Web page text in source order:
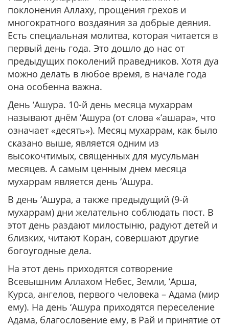
поклонения Аллаху, прощения грехов и
многократного воздаяния за добрые деяния.
Есть специальная молитва, которая читается в
первый день года. Это дошло до нас от
предыдущих поколений праведников. Хотя дуа
можно делать в любое время, в начале года
она особенна важна.
День ‘Ашура. 10-й день месяца мухаррам
называют днём ‘Ашура (от слова «‘ашара», что
означает «десять»). Месяц мухаррам, как было
сказано выше, является одним из
высокочтимых, священных для мусульман
месяцев. А самым ценным днем месяца
мухаррам является день ‘Ашура.
В день ‘Ашура, а также предыдущий (9-й
мухаррам) дни желательно соблюдать пост. В
этот день раздают милостыню, радуют детей и
близких, читают Коран, совершают другие
богоугодные дела.
На этот день приходятся сотворение
Всевышним Аллахом Небес, Земли, ‘Арша,
Курса, ангелов, первого человека – Адама (мир
ему). На день ‘Ашура приходятся переселение
Адама, благословение ему, в Рай и принятие от